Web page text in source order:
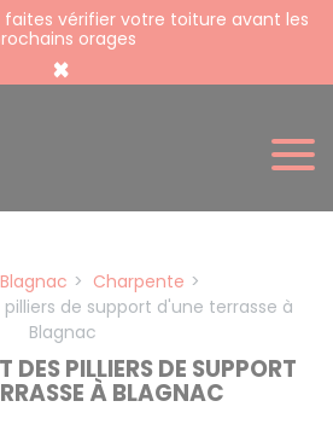
faites vérifier votre toiture avant les
orages
×
Charpente
de support d'une terrasse à
Blagnac
DES PILLIERS DE SUPPORT
À BLAGNAC